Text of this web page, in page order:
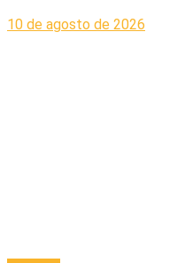
10 de agosto de 2026